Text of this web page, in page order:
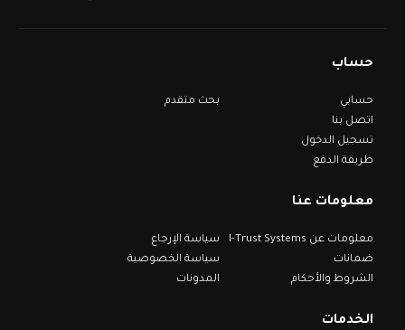
حساب
حسابي
اتصل بنا
تسجيل الدخول
طريقة الدفع
بحث متقدم
معلومات عنا
معلومات عن I-Trust Systems
ضمانات
الشروط والأحكام
سياسة الإرجاع
سياسة الخصوصية
المدونات
الخدمات